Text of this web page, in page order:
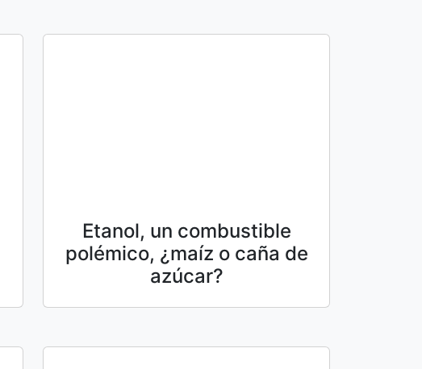
Etanol, un combustible
polémico, ¿maíz o caña de
azúcar?